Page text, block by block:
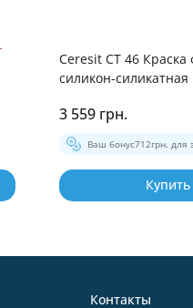
Ceresit СТ 46 Краска
силикон-силикатная
3 559 грн.
Ваш бонус712грн. для
Купить
Контакты